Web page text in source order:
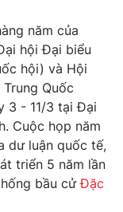
năm của
hội Đại biểu
hội) và Hội
Quốc
3 - 11/3 tại Đại
Cuộc họp năm
dư luận quốc tế,
triển 5 năm lần
bầu cửĐặc